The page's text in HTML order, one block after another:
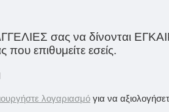
σας να δίνονται
επιθυμείτε εσείς.
λογαριασμό για να